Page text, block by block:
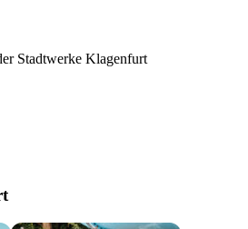
Stadtwerke Klagenfurt